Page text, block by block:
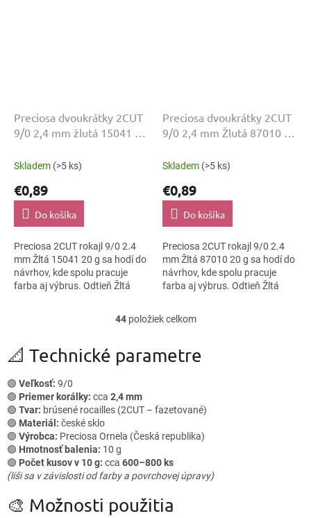
Preciosa dvoukrátky 2CUT
9/0 2,4 mm žlutá 15041 20
Skladem (>5 ks)
€0,89
Do košíka
Preciosa 2CUT rokajl 9/0 2.4
mm Žltá 15041 20 g sa hodí do
návrhov, kde spolu pracuje
farba aj výbrus. Odtieň Žltá
Preciosa dvoukrátky 2CUT
9/0 2,4 mm Žlutá 87010 20
Skladem (>5 ks)
€0,89
Do košíka
Preciosa 2CUT rokajl 9/0 2.4
mm Žltá 87010 20 g sa hodí do
návrhov, kde spolu pracuje
farba aj výbrus. Odtieň Žltá
Využijete ho...
O
l
á
c
i
e
p
r
v
k
y
v
44položiek celkom
📐 Technické parametre
🟢 Veľkosť: 9/0
🟢 Priemer korálky: cca 2,4 mm
🟢 Tvar: brúsené rocailles (2CUT – fazetované)
🟢 Materiál: české sklo
🟢 Výrobca: Preciosa Ornela (Česká republika)
🟢 Hmotnosť balenia: 10 g
🟢 Počet kusov v 10 g: cca 600–800 ks
(líši sa v závislosti od farby a povrchovej úpravy)
🎨 Možnosti použitia